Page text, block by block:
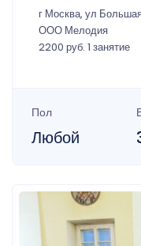
г Москва, ул
ООО Мелодия
2200 руб. 1 занятие
Пол
Любой